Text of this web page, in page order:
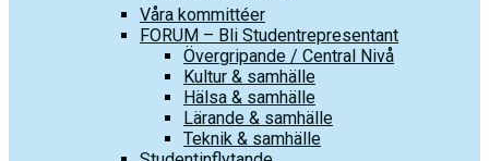
Våra kommittéer
FORUM – Bli Studentrepresentant
Övergripande / Central Nivå
Kultur & samhälle
Hälsa & samhälle
Lärande & samhälle
Teknik & samhälle